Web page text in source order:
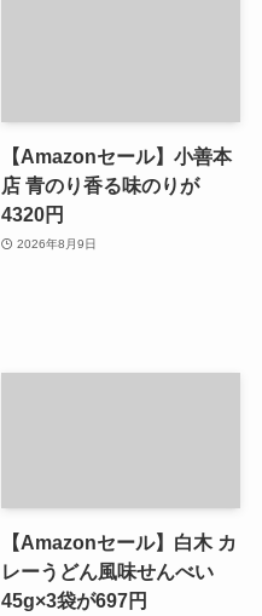
【Amazonセール】小善本
店 青のり香る味のりが
4320円
2026年8月9日
【Amazonセール】白木 カ
レーうどん風味せんべい
45g×3袋が697円